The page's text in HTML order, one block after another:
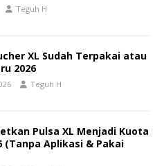
Teguh H
XL Sudah Terpakai atau
2026
Teguh H
Pulsa XL Menjadi Kuota
(Tanpa Aplikasi & Pakai